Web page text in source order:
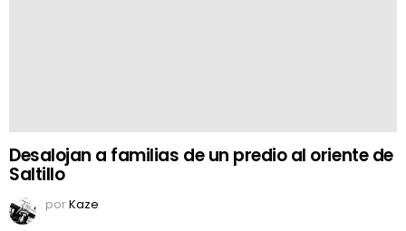
Desalojan a familias de un predio al oriente de
Saltillo
porKaze